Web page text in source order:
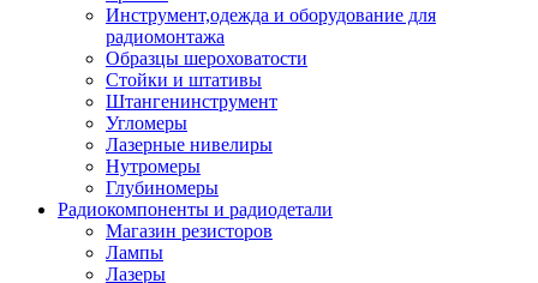
Инструмент,одежда и оборудование для
радиомонтажа
Образцы шероховатости
Стойки и штативы
Штангенинструмент
Угломеры
Лазерные нивелиры
Нутромеры
Глубиномеры
Радиокомпоненты и радиодетали
Магазин резисторов
Лампы
Лазеры